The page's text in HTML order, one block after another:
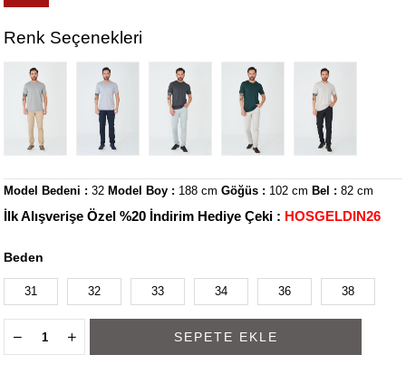
Renk Seçenekleri
Model Bedeni : 32 Model Boy : 188 cmGöğüs : 102 cm Bel : 82 cm
İlk Alışverişe Özel %20 İndirim Hediye Çeki : HOSGELDIN26
Beden
31 32 33 34 36 38